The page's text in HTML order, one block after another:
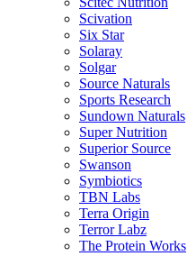
Scivation
Six Star
Solaray
Solgar
Source Naturals
Sports Research
Sundown Naturals
Super Nutrition
Superior Source
Swanson
Symbiotics
TBN Labs
Terra Origin
Terror Labz
The Protein Works